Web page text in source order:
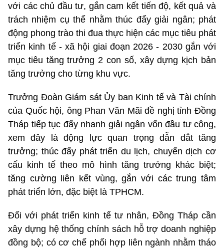
với các chủ đầu tư, gắn cam kết tiến độ, kết quả và
trách nhiệm cụ thể nhằm thúc đẩy giải ngân; phát
động phong trào thi đua thực hiện các mục tiêu phát
triển kinh tế - xã hội giai đoạn 2026 - 2030 gắn với
mục tiêu tăng trưởng 2 con số, xây dựng kịch bản
tăng trưởng cho từng khu vực.
Trưởng Đoàn Giám sát Ủy ban Kinh tế và Tài chính
của Quốc hội, ông Phan Văn Mãi đề nghị tỉnh Đồng
Tháp tiếp tục đẩy nhanh giải ngân vốn đầu tư công,
xem đây là động lực quan trọng dẫn dắt tăng
trưởng; thúc đẩy phát triển du lịch, chuyển dịch cơ
cấu kinh tế theo mô hình tăng trưởng khác biệt;
tăng cường liên kết vùng, gắn với các trung tâm
phát triển lớn, đặc biệt là TPHCM.
Đối với phát triển kinh tế tư nhân, Đồng Tháp cần
xây dựng hệ thống chính sách hỗ trợ doanh nghiệp
đồng bộ; có cơ chế phối hợp liên ngành nhằm tháo